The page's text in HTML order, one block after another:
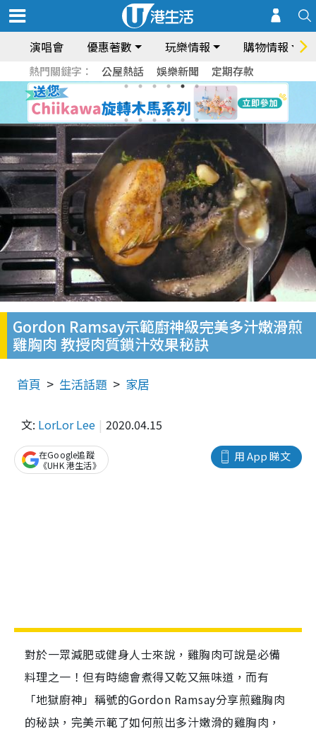
演唱會 優惠著數 玩樂情報 購物情報
熱門關鍵字： 公屋熱話 娛樂新聞 定期存款
Gordon Ramsay示範廚神級完美多汁嫩滑煎
雞胸肉 教授肉質鎖汁效果秘訣
首頁 生活話題 家居
文: LorLor Lee 2020.04.15
用 App 睇文
在Google追蹤
《UHK 港生活》
對於一眾減肥或健身人士來說，雞胸肉可說是必備
料理之一！但有時總會煮得又乾又無味道，而有
「地獄廚神」稱號的Gordon Ramsay分享煎雞胸肉
的秘訣，完美示範了如何煎出多汁嫩滑的雞胸肉，